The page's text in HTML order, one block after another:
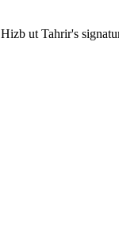
ut Tahrir's